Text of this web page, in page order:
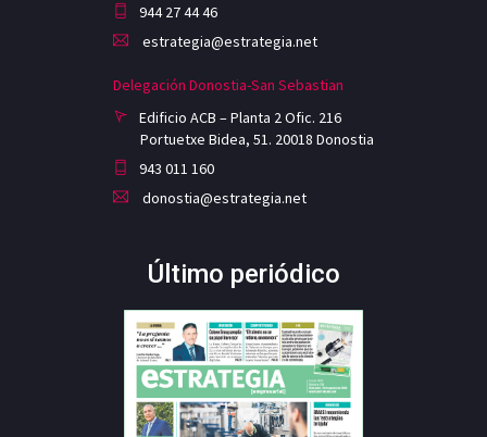
944 27 44 46
estrategia@estrategia.net
Delegación Donostia-San Sebastian
Edificio ACB – Planta 2 Ofic. 216
Portuetxe Bidea, 51. 20018 Donostia
943 011 160
donostia@estrategia.net
Último periódico